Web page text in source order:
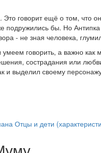
говорит ещё о том, что
подружились бы. Но
- не зная человека,
говорить, а важно
сострадания или
и выделил своему
Отцы и дети